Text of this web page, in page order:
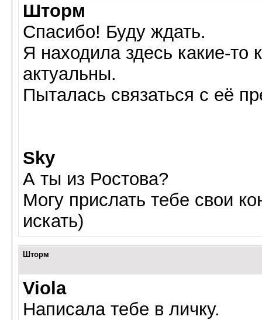
Шторм
Спасибо! Буду ждать.
Я находила здесь какие-то
актуальны.
Пыталась связаться с её
Sky
А ты из Ростова?
Могу прислать тебе свои
искать)
Шторм
Viola
Написала тебе в личку.